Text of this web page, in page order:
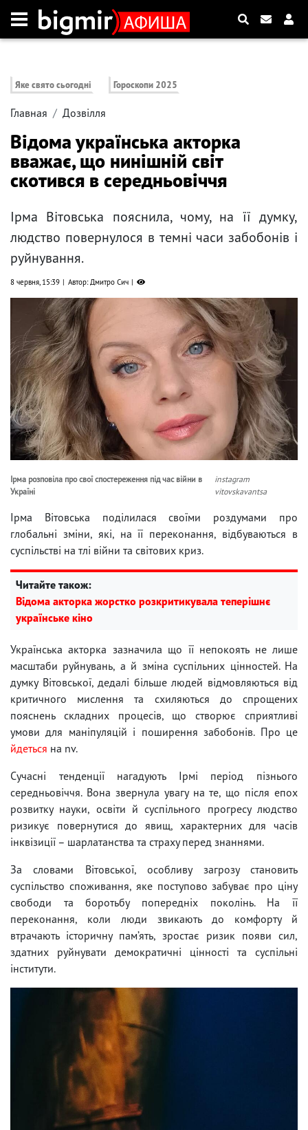
Яке свято сьогодні Гороскопи 2025
Главная Дозвілля
Відома українська акторка
вважає, що нинішній світ
скотився в середньовіччя
Ірма Вітовська пояснила, чому, на її думку,
людство повернулося в темні часи забобонів і
руйнування.
8 червня, 15:39 Автор: Дмитро Сич
Ірма розповіла про свої спостереження під час війни в
Україні
instagram
vitovskavantsa
Ірма Вітовська поділилася своїми роздумами про
глобальні зміни, які, на її переконання, відбуваються в
суспільстві на тлі війни та світових криз.
Читайте також:
Відома акторка жорстко розкритикувала теперішнє
українське кіно
Українська акторка зазначила що її непокоять не лише
масштаби руйнувань, а й зміна суспільних цінностей. На
думку Вітовської, дедалі більше людей відмовляються від
критичного мислення та схиляються до спрощених
пояснень складних процесів, що створює сприятливі
умови для маніпуляцій і поширення забобонів. Про це
йдеться на nv.
Сучасні тенденції нагадують Ірмі період пізнього
середньовіччя. Вона звернула увагу на те, що після епох
розвитку науки, освіти й суспільного прогресу людство
ризикує повернутися до явищ, характерних для часів
інквізиції – шарлатанства та страху перед знаннями.
За словами Вітовської, особливу загрозу становить
суспільство споживання, яке поступово забуває про ціну
свободи та боротьбу попередніх поколінь. На її
переконання, коли люди звикають до комфорту й
втрачають історичну пам’ять, зростає ризик появи сил,
здатних руйнувати демократичні цінності та суспільні
інститути.